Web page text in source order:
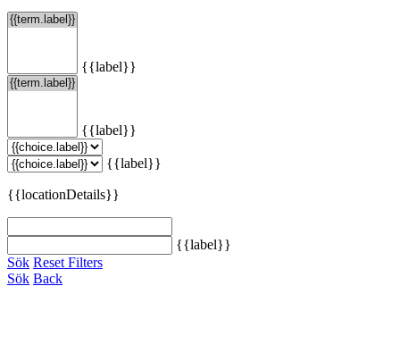
{{label}}
{{label}}
{{label}}
{{locationDetails}}
{{label}}
Sök Reset Filters
Sök Back